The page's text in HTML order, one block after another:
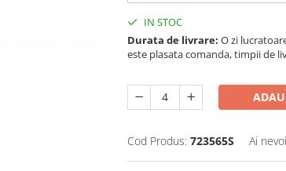
IN STOC
Durata de livrare: O zi
este plasata comanda, timpii de
Cod Produs: 723565S Ai